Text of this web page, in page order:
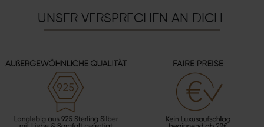
UNSER VERSPRECHEN AN DICH